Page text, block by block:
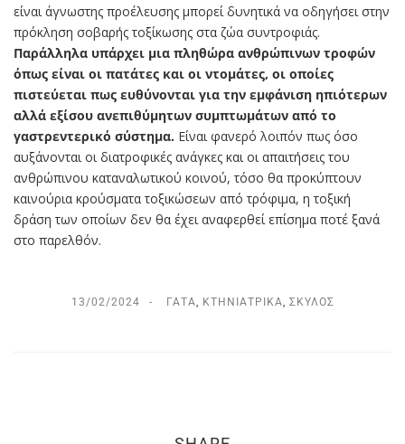
είναι άγνωστης προέλευσης μπορεί δυνητικά να οδηγήσει στην
πρόκληση σοβαρής τοξίκωσης στα ζώα συντροφιάς.
Παράλληλα υπάρχει μια πληθώρα ανθρώπινων τροφών
όπως είναι οι πατάτες και οι ντομάτες, οι οποίες
πιστεύεται πως ευθύνονται για την εμφάνιση ηπιότερων
αλλά εξίσου ανεπιθύμητων συμπτωμάτων από το
γαστρεντερικό σύστημα. Είναι φανερό λοιπόν πως όσο
αυξάνονται οι διατροφικές ανάγκες και οι απαιτήσεις του
ανθρώπινου καταναλωτικού κοινού, τόσο θα προκύπτουν
καινούρια κρούσματα τοξικώσεων από τρόφιμα, η τοξική
δράση των οποίων δεν θα έχει αναφερθεί επίσημα ποτέ ξανά
στο παρελθόν.
13/02/2024 ΓΆΤΑ, ΚΤΗΝΙΑΤΡΙΚΆ, ΣΚΎΛΟΣ